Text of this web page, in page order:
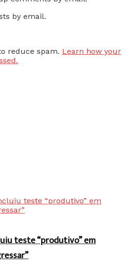
by email.
reduce spam. Learn how your
teste “produtivo” em